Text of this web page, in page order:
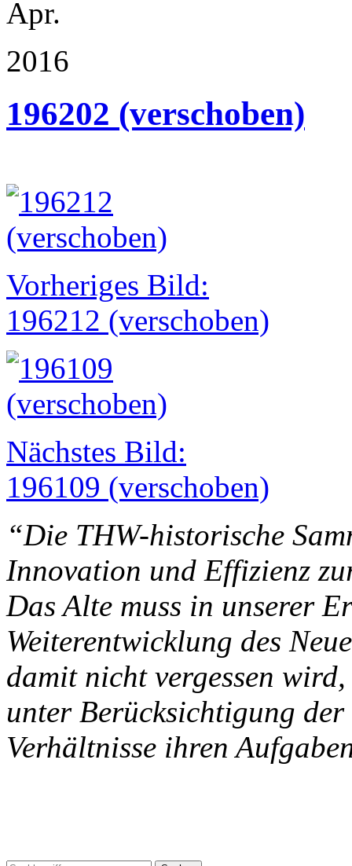
Apr.
2016
196202 (verschoben)
Vorheriges Bild:
196212 (verschoben)
Nächstes Bild:
196109 (verschoben)
“Die THW-historische
Innovation und Effizienz
Das Alte muss in unserer
Weiterentwicklung des
damit nicht vergessen
unter Berücksichtigung
Verhältnisse ihren